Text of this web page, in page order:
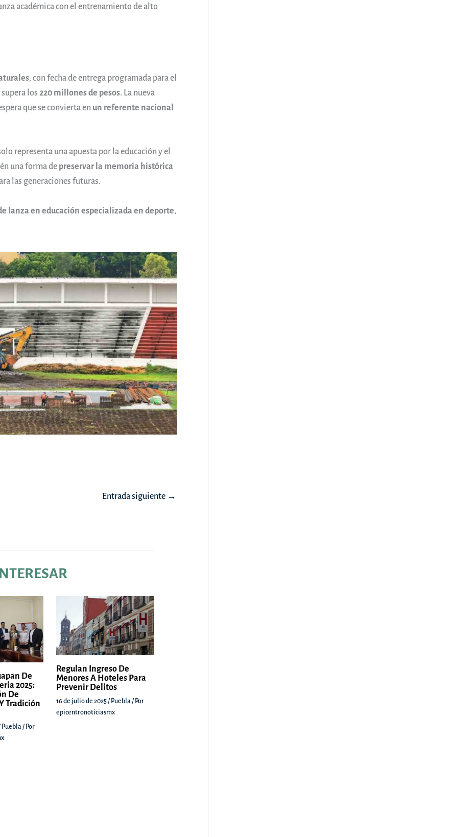
académica con el entrenamiento de alto
, con fecha de entrega programada para el
los 220 millones de pesos. La nueva
que se convierta en un referente nacional
representa una apuesta por la educación y el
una forma de preservar la memoria histórica
las generaciones futuras.
lanza en educación especializada en deporte,
Entrada siguiente →
De
2025:
De
Tradición
Puebla / Por
Regulan Ingreso De
Menores A Hoteles Para
Prevenir Delitos
16 de julio de 2025/ Puebla / Por
epicentronoticiasmx